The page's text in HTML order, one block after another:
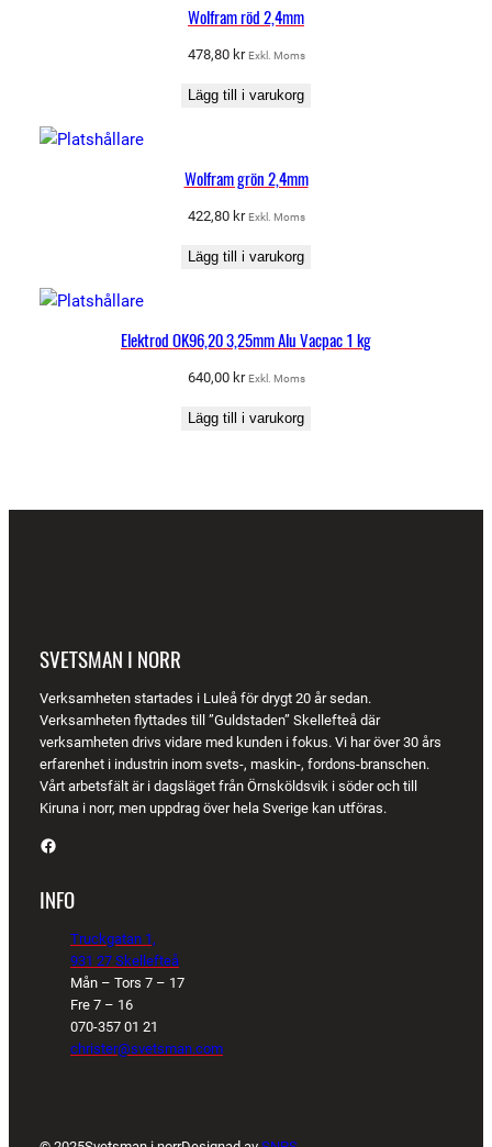
Wolfram röd 2,4mm
478,80 kr Exkl. Moms
Lägg till i varukorg
Wolfram grön 2,4mm
422,80 kr Exkl. Moms
Lägg till i varukorg
Elektrod OK96,20 3,25mm Alu Vacpac 1 kg
640,00 kr Exkl. Moms
Lägg till i varukorg
SVETSMAN I NORR
Verksamheten startades i Luleå för drygt 20 år sedan.
Verksamheten flyttades till ”Guldstaden” Skellefteå där
verksamheten drivs vidare med kunden i fokus. Vi har över 30 års
erfarenhet i industrin inom svets-, maskin-, fordons-branschen.
Vårt arbetsfält är i dagsläget från Örnsköldsvik i söder och till
Kiruna i norr, men uppdrag över hela Sverige kan utföras.
Facebook
INFO
Truckgatan 1,
931 27 Skellefteå
Mån – Tors 7 – 17
Fre 7 – 16
070-357 01 21
christer@svetsman.com